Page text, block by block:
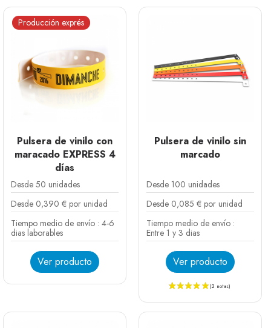
Personalícelas fácilmente en línea a través de
Europaband y descubra una gama completa pensada
para valorizar sus artículos y sorprender a sus
Producción exprés
Pulsera de vinilo con
maracado EXPRESS 4
días
Desde 50 unidades
Desde 0,390 € por unidad
Tiempo medio de envío : 4-6
dias laborables
Ver producto
Blanco
Negro
Plata
Dorado
Verde oscuro
Amarillo
Rojo
Lavanda
Azul
Azul cielo
Rosa fluo
Naranja fluo
Verde fluo
Amarillo fluo
Pulsera de vinilo sin
marcado
Desde 100 unidades
Desde 0,085 € por unidad
Tiempo medio de envío :
Entre 1 y 3 dias
Ver producto
Blanco
Negro
Plata
Dorado
Verde oscuro
Rojo
Lavanda
Azul
Rosa fluo
Naranja fluo
Verde fluo
Amarillo fluo